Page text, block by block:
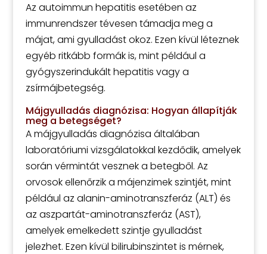
Az autoimmun hepatitis esetében az
immunrendszer tévesen támadja meg a
májat, ami gyulladást okoz. Ezen kívül léteznek
egyéb ritkább formák is, mint például a
gyógyszerindukált hepatitis vagy a
zsírmájbetegség.
Májgyulladás diagnózisa: Hogyan állapítják
meg a betegséget?
A májgyulladás diagnózisa általában
laboratóriumi vizsgálatokkal kezdődik, amelyek
során vérmintát vesznek a betegből. Az
orvosok ellenőrzik a májenzimek szintjét, mint
például az alanin-aminotranszferáz (ALT) és
az aszpartát-aminotranszferáz (AST),
amelyek emelkedett szintje gyulladást
jelezhet. Ezen kívül bilirubinszintet is mérnek,